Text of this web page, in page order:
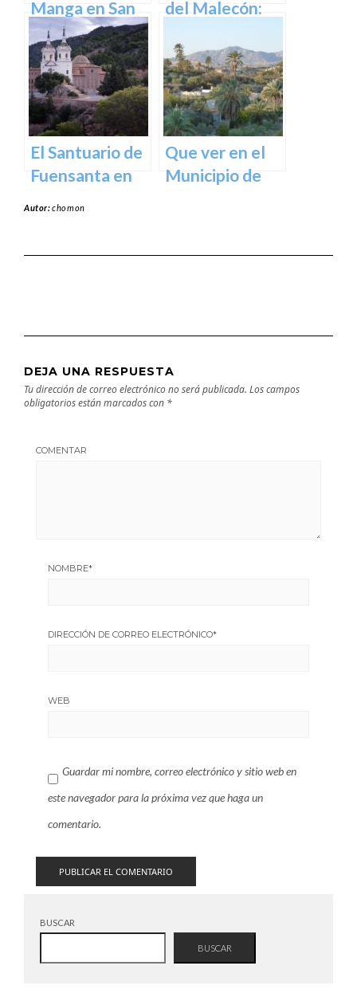
Manga en San
Javier –
Cartagena
del Malecón:
Ciudad.
El Santuario de
Fuensanta en
Que ver en el
Municipio de
Autor:chomon
DEJA UNA RESPUESTA
Tu dirección de correo electrónico no será publicada. Los campos
obligatorios están marcados con *
COMENTAR
NOMBRE*
DIRECCIÓN DE CORREO ELECTRÓNICO*
WEB
Guardar mi nombre, correo electrónico y sitio web en
este navegador para la próxima vez que haga un
comentario.
BUSCAR
BUSCAR